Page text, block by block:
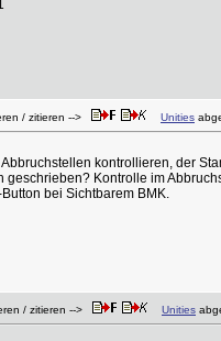
/ zitieren --> Unities
kontrollieren, der
geschrieben? Kontrolle im
bei Sichtbarem BMK.
/ zitieren --> Unities